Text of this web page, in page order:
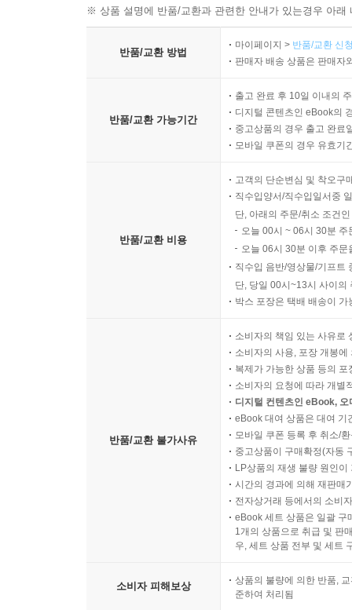
※ 상품 설명에 반품/교환과 관련한 안내가 있는경우 아
반품/교환 방법
마이페이지 > 반품/교환 신
판매자 배송 상품은 판매자
반품/교환 가능기간
출고 완료 후 10일 이내의
디지털 콘텐츠인 eBook의
중고상품의 경우 출고 완료
모바일 쿠폰의 경우 유효기
반품/교환 비용
고객의 단순변심 및 착오구
직수입양서/직수입일서중
단, 아래의 주문/취소 조건
오늘 00시 ~ 06시 30분
오늘 06시 30분 이후 주
직수입 음반/영상물/기프트
단, 당일 00시~13시 사이의
박스 포장은 택배 배송이
반품/교환 불가사유
소비자의 책임 있는 사유로
소비자의 사용, 포장 개봉
복제가 가능한 상품 등의
소비자의 요청에 따라 개별
디지털 컨텐츠인 eBook,
eBook 대여 상품은 대여 기
모바일 쿠폰 등록 후 취소/
중고상품이 구매확정(자동
LP상품의 재생 불량 원인
시간의 경과에 의해 재판매
전자상거래 등에서의 소비
eBook 세트 상품은 일괄 구
1개의 상품으로 취급 및 판
우, 세트 상품 전부 및 세트
소비자 피해보상
상품의 불량에 의한 반품,
준하여 처리됨